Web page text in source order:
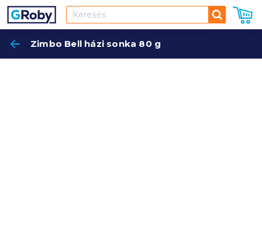
Keresés
Zimbo Bell házi sonka 80 g